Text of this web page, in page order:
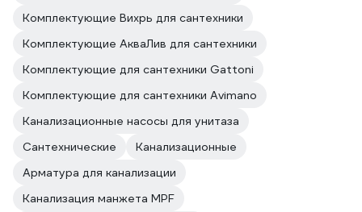
Комплектующие Вихрь для сантехники
Комплектующие АкваЛив для сантехники
Комплектующие для сантехники Gattoni
Комплектующие для сантехники Avimano
Канализационные насосы для унитаза
Сантехнические
Канализационные
Арматура для канализации
Канализация манжета MPF